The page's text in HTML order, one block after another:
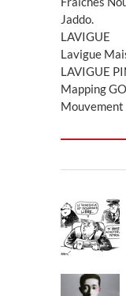
Jaddo.
LAVIGUE
Lavigue
LAVIGUE
Mapping